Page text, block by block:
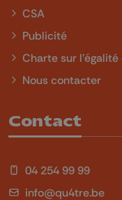
CSA
Publicité
Charte sur
Nous contacter
Contact
04 254 99 99
info@qu4tre.be